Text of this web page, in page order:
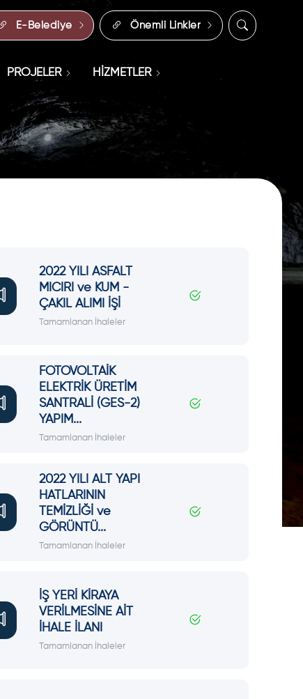
E-Belediye Önemli Linkler
PROJELER HİZMETLER
2022 YILI ASFALT
MICIRI ve KUM -
ÇAKIL ALIMI İŞİ
Tamamlanan İhaleler
FOTOVOLTAİK
ELEKTRİK ÜRETİM
SANTRALİ (GES-2)
YAPIM...
Tamamlanan İhaleler
2022 YILI ALT YAPI
HATLARININ
TEMİZLİĞİ ve
GÖRÜNTÜ...
Tamamlanan İhaleler
İŞ YERİ KİRAYA
VERİLMESİNE AİT
İHALE İLANI
Tamamlanan İhaleler